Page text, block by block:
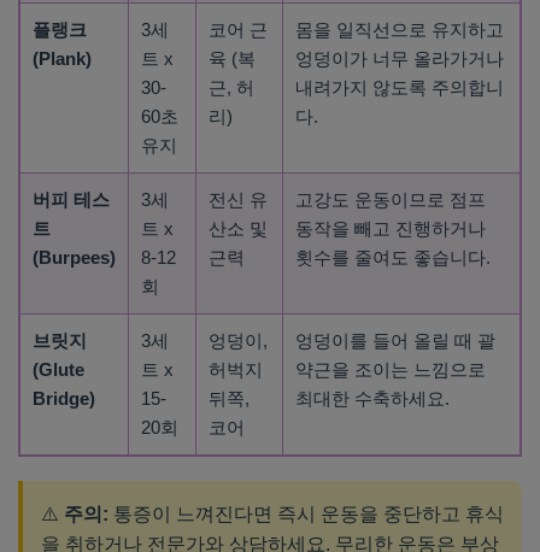
플랭크
(Plank)
3세
트 x
30-
60초
유지
코어 근
육 (복
근, 허
리)
몸을 일직선으로 유지하고
엉덩이가 너무 올라가거나
내려가지 않도록 주의합니
다.
버피 테스
트
(Burpees)
3세
트 x
8-12
회
전신 유
산소 및
근력
고강도 운동이므로 점프
동작을 빼고 진행하거나
횟수를 줄여도 좋습니다.
브릿지
(Glute
Bridge)
3세
트 x
15-
20회
엉덩이,
허벅지
뒤쪽,
코어
엉덩이를 들어 올릴 때 괄
약근을 조이는 느낌으로
최대한 수축하세요.
⚠️ 주의: 통증이 느껴진다면 즉시 운동을 중단하고 휴식
을 취하거나 전문가와 상담하세요. 무리한 운동은 부상